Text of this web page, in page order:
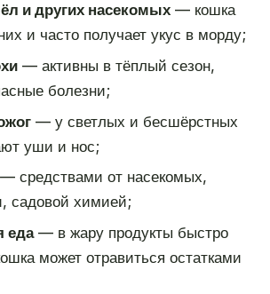
и других насекомых— кошка
и часто получает укус в морду;
— активны в тёплый сезон,
болезни;
— у светлых и бесшёрстных
уши и нос;
— средствами от насекомых,
садовой химией;
еда— в жару продукты быстро
может отравиться остатками